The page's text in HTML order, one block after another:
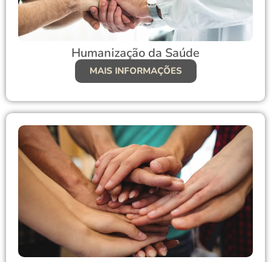
Humanização da Saúde
MAIS INFORMAÇÕES